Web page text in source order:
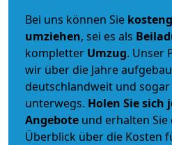
Bei uns können Sie
umziehen, sei es als
kompletter Umzug. Unser
wir über die Jahre
deutschlandweit und
unterwegs. Holen Sie sich
Angebote und erhalten
Überblick über die Kosten